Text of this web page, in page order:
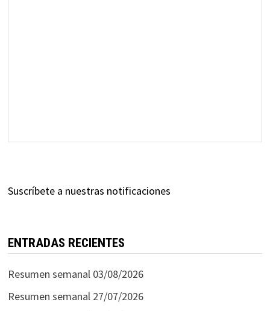
Suscríbete a nuestras notificaciones
ENTRADAS RECIENTES
Resumen semanal 03/08/2026
Resumen semanal 27/07/2026